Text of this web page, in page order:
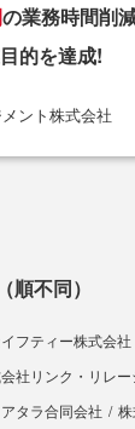
の業務時間削
的を達成!
ント株式会社
順不同）
フティー株式会社
社リンク・リレ
アタラ合同会社